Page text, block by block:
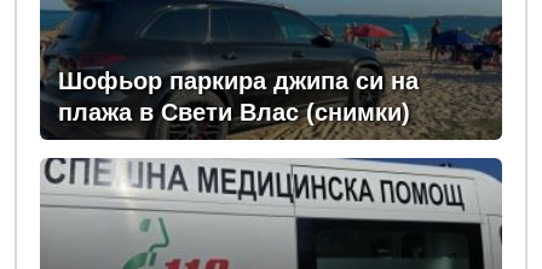
Шофьор паркира джипа си на
плажа в Свети Влас (снимки)